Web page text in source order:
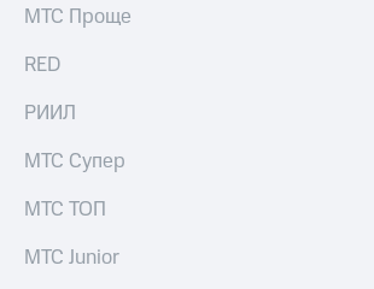
МТС Проще
RED
РИИЛ
МТС Супер
МТС ТОП
МТС Junior